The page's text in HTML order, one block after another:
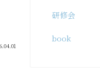
研修会
book